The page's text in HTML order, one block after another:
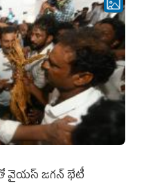
వైయస్ జగన్ భేటీ